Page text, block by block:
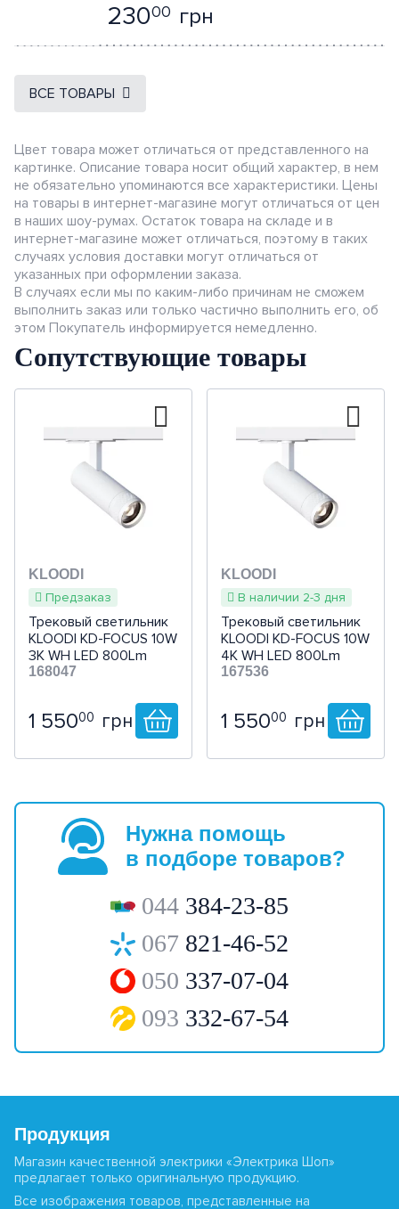
23000 грн
ВСЕ ТОВАРЫ
Цвет товара может отличаться от представленного на
картинке. Описание товара носит общий характер, в нем
не обязательно упоминаются все характеристики. Цены
на товары в интернет-магазине могут отличаться от цен
в наших шоу-румах. Остаток товара на складе и в
интернет-магазине может отличаться, поэтому в таких
случаях условия доставки могут отличаться от
указанных при оформлении заказа.
В случаях если мы по каким-либо причинам не сможем
выполнить заказ или только частично выполнить его, об
этом Покупатель информируется немедленно.
Сопутствующие товары
KLOODI
Предзаказ
Трековый светильник
KLOODI KD-FOCUS 10W
3K WH LED 800Lm
168047
1 55000 грн
KLOODI
В наличии 2-3 дня
Трековый светильник
KLOODI KD-FOCUS 10W
4K WH LED 800Lm
167536
1 55000 грн
Нужна помощь
в подборе товаров?
044 384-23-85
067 821-46-52
050 337-07-04
093 332-67-54
Продукция
Магазин качественной электрики «Электрика Шоп»
предлагает только оригинальную продукцию.
Все изображения товаров, представленные на